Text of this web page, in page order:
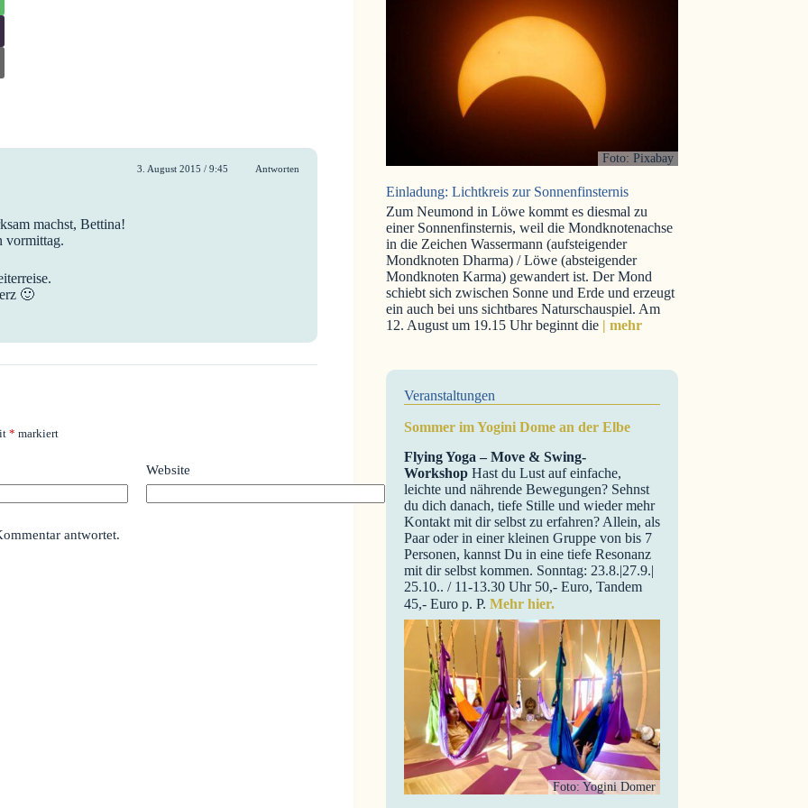
3. August 2015 / 9:45 Antworten
machst, Bettina!
vormittag.
🙂
* markiert
Website
antwortet.
Foto: Pixabay
Einladung: Lichtkreis zur Sonnenfinsternis
Zum Neumond in Löwe kommt es diesmal zu
einer Sonnenfinsternis, weil die Mondknotenachse
in die Zeichen Wassermann (aufsteigender
Mondknoten Dharma) / Löwe (absteigender
Mondknoten Karma) gewandert ist. Der Mond
schiebt sich zwischen Sonne und Erde und erzeugt
ein auch bei uns sichtbares Naturschauspiel. Am
12. August um 19.15 Uhr beginnt die | mehr
Veranstaltungen
Sommer im Yogini Dome an der Elbe
Flying Yoga – Move & Swing-
Workshop Hast du Lust auf einfache,
leichte und nährende Bewegungen? Sehnst
du dich danach, tiefe Stille und wieder mehr
Kontakt mit dir selbst zu erfahren? Allein, als
Paar oder in einer kleinen Gruppe von bis 7
Personen, kannst Du in eine tiefe Resonanz
mit dir selbst kommen. Sonntag: 23.8.|27.9.|
25.10.. / 11-13.30 Uhr 50,- Euro, Tandem
45,- Euro p. P. Mehr hier.
Foto: Yogini Domer